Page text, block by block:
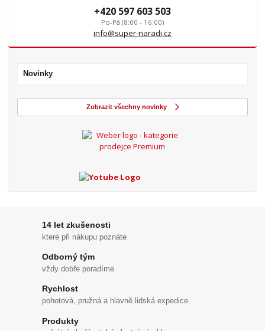
+420 597 603 503
Po-Pá (8:00 - 16:00)
info@super-naradi.cz
Novinky
Zobrazit všechny novinky
14 let zkušenosti
které při nákupu poznáte
Odborný tým
vždy dobře poradíme
Rychlost
pohotová, pružná a hlavně lidská expedice
Produkty